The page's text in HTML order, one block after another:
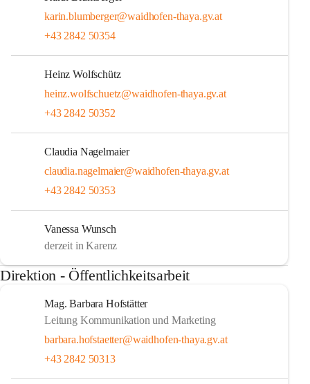
karin.blumberger@waidhofen-thaya.gv.at
+43 2842 50354
Heinz Wolfschütz
heinz.wolfschuetz@waidhofen-thaya.gv.at
+43 2842 50352
Claudia Nagelmaier
claudia.nagelmaier@waidhofen-thaya.gv.at
+43 2842 50353
Vanessa Wunsch
derzeit in Karenz
Direktion - Öffentlichkeitsarbeit
Mag. Barbara Hofstätter
Leitung Kommunikation und Marketing
barbara.hofstaetter@waidhofen-thaya.gv.at
+43 2842 50313